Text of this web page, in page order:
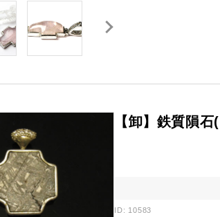
【卸】鉄質隕
ID: 10583